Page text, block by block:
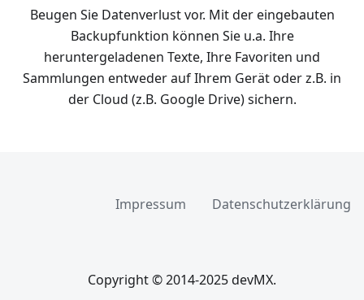
Beugen Sie Datenverlust vor. Mit der eingebauten
Backupfunktion können Sie u.a. Ihre
heruntergeladenen Texte, Ihre Favoriten und
Sammlungen entweder auf Ihrem Gerät oder z.B. in
der Cloud (z.B. Google Drive) sichern.
Impressum Datenschutzerklärung
Copyright © 2014-2025 devMX.